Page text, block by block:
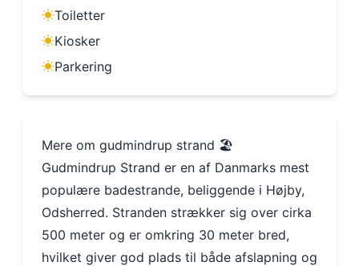
Toiletter
Kiosker
Parkering
Mere om gudmindrup strand 🏖️
Gudmindrup Strand er en af Danmarks mest
populære badestrande, beliggende i Højby,
Odsherred. Stranden strækker sig over cirka
500 meter og er omkring 30 meter bred,
hvilket giver god plads til både afslapning og